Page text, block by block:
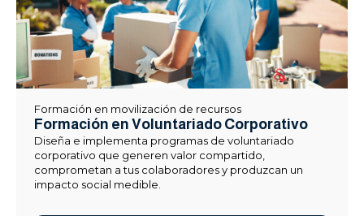
Formación en movilización de recursos
Formación en Voluntariado Corporativo
Diseña e implementa programas de voluntariado
corporativo que generen valor compartido,
comprometan a tus colaboradores y produzcan un
impacto social medible.